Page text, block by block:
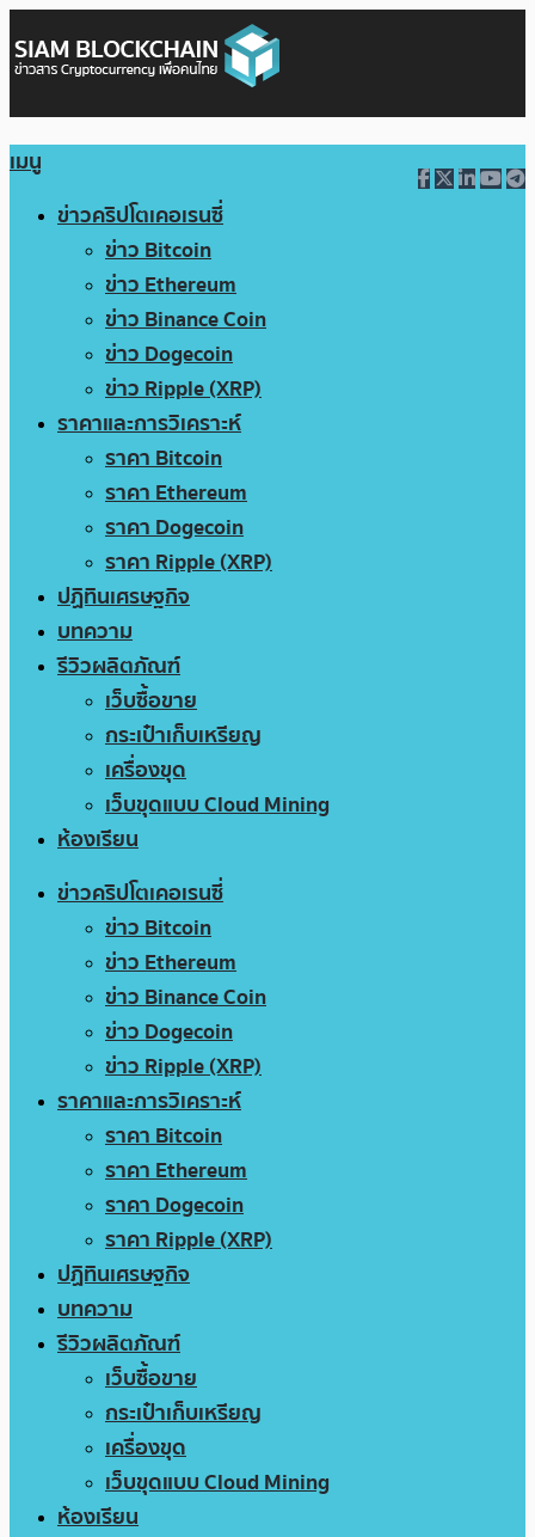
เมนู
ข่าวคริปโตเคอเรนซี่
ข่าว Bitcoin
ข่าว Ethereum
ข่าว Binance Coin
ข่าว Dogecoin
ข่าว Ripple (XRP)
ราคาและการวิเคราะห์
ราคา Bitcoin
ราคา Ethereum
ราคา Dogecoin
ราคา Ripple (XRP)
ปฏิทินเศรษฐกิจ
บทความ
รีวิวผลิตภัณฑ์
เว็บซื้อขาย
กระเป๋าเก็บเหรียญ
เครื่องขุด
เว็บขุดแบบ Cloud Mining
ห้องเรียน
ข่าวคริปโตเคอเรนซี่
ข่าว Bitcoin
ข่าว Ethereum
ข่าว Binance Coin
ข่าว Dogecoin
ข่าว Ripple (XRP)
ราคาและการวิเคราะห์
ราคา Bitcoin
ราคา Ethereum
ราคา Dogecoin
ราคา Ripple (XRP)
ปฏิทินเศรษฐกิจ
บทความ
รีวิวผลิตภัณฑ์
เว็บซื้อขาย
กระเป๋าเก็บเหรียญ
เครื่องขุด
เว็บขุดแบบ Cloud Mining
ห้องเรียน